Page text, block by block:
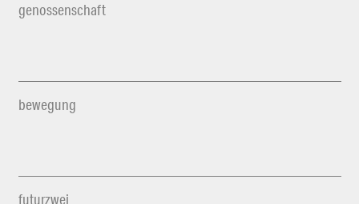
genossenschaft
bewegung
futurzwei